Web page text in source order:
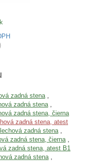
zadná stena ,
zadná stena ,
zadná stena, čierna
zadná stena, atest
zadná stena ,
zadná stena, čierna ,
zadná stena, atest B1
zadná stena ,